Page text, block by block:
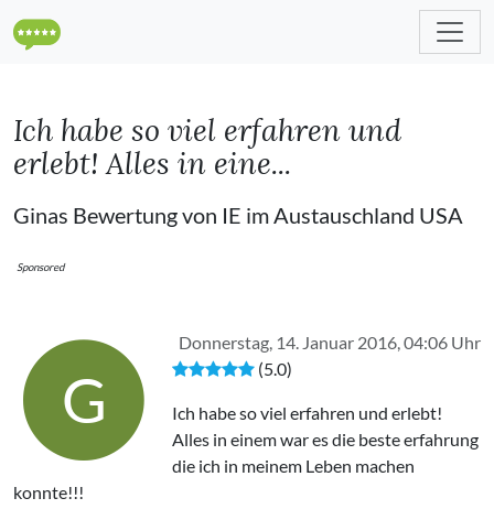
Ich habe so viel erfahren und
erlebt! Alles in eine...
Ginas Bewertung von IE im Austauschland USA
Sponsored
G
Donnerstag, 14. Januar 2016, 04:06 Uhr
(5.0)
Ich habe so viel erfahren und erlebt!
Alles in einem war es die beste erfahrung
die ich in meinem Leben machen
konnte!!!